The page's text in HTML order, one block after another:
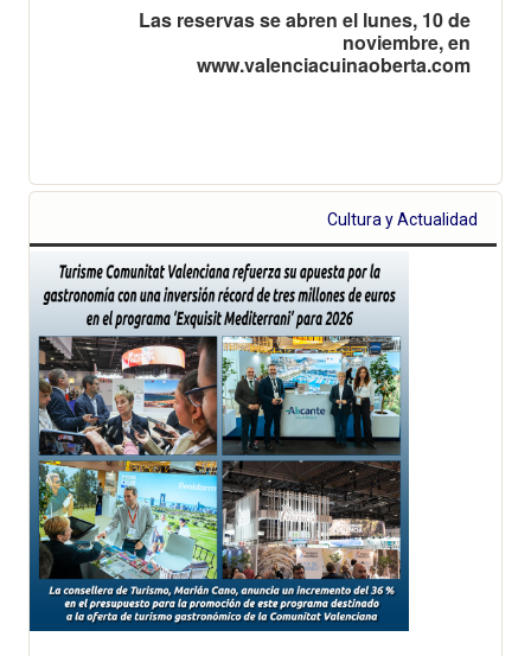
Las reservas se abren el lunes, 10 de
noviembre, en
www.valenciacuinaoberta.com
Cultura y Actualidad